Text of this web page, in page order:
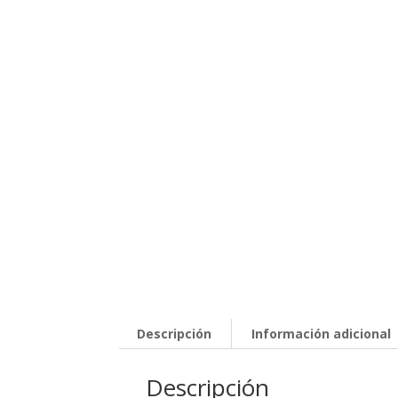
Descripción Información adicional
Descripción